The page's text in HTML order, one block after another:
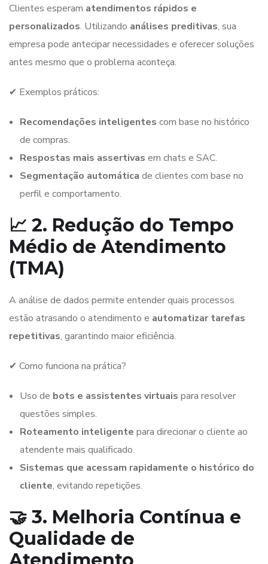
Clientes esperam atendimentos rápidos e
personalizados. Utilizando análises preditivas, sua
empresa pode antecipar necessidades e oferecer soluções
antes mesmo que o problema aconteça.
✔ Exemplos práticos:
Recomendações inteligentes com base no histórico
de compras.
Respostas mais assertivas em chats e SAC.
Segmentação automática de clientes com base no
perfil e comportamento.
📈 2. Redução do Tempo
Médio de Atendimento
(TMA)
A análise de dados permite entender quais processos
estão atrasando o atendimento e automatizar tarefas
repetitivas, garantindo maior eficiência.
✔ Como funciona na prática?
Uso de bots e assistentes virtuais para resolver
questões simples.
Roteamento inteligente para direcionar o cliente ao
atendente mais qualificado.
Sistemas que acessam rapidamente o histórico do
cliente, evitando repetições.
🤝 3. Melhoria Contínua e
Qualidade de